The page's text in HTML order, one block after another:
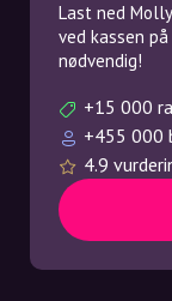
Last ned
ved kassen
nødvendig!
+15 000
+455 000
4.9